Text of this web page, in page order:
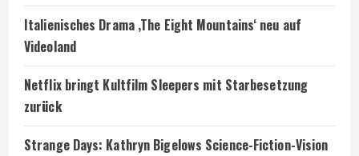
Italienisches Drama ‚The Eight Mountains‘ neu auf
Videoland
Netflix bringt Kultfilm Sleepers mit Starbesetzung
zurück
Strange Days: Kathryn Bigelows Science-Fiction-Vision